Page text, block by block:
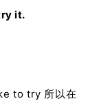
it.
to try 所以在